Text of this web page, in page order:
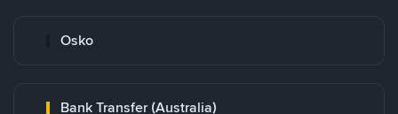
Osko
Bank Transfer (Australia)